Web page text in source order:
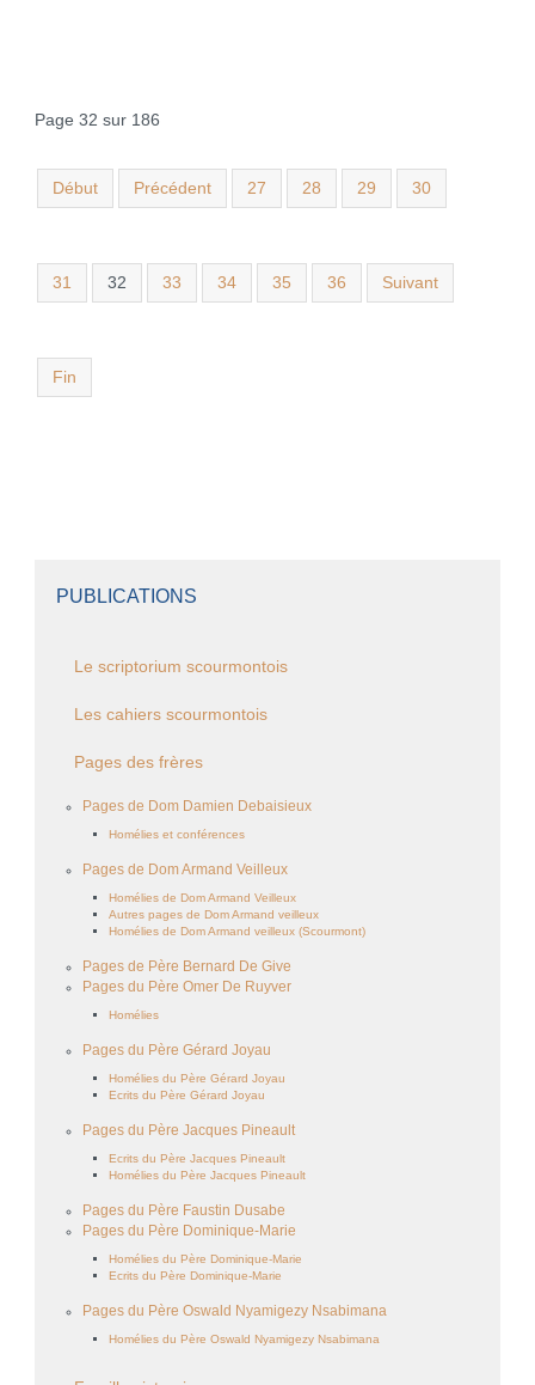
Page 32 sur 186
Début Précédent 27 28 29 30
31 32 33 34 35 36 Suivant
Fin
PUBLICATIONS
Le scriptorium scourmontois
Les cahiers scourmontois
Pages des frères
Pages de Dom Damien Debaisieux
Homélies et conférences
Pages de Dom Armand Veilleux
Homélies de Dom Armand Veilleux
Autres pages de Dom Armand veilleux
Homélies de Dom Armand veilleux (Scourmont)
Pages de Père Bernard De Give
Pages du Père Omer De Ruyver
Homélies
Pages du Père Gérard Joyau
Homélies du Père Gérard Joyau
Ecrits du Père Gérard Joyau
Pages du Père Jacques Pineault
Ecrits du Père Jacques Pineault
Homélies du Père Jacques Pineault
Pages du Père Faustin Dusabe
Pages du Père Dominique-Marie
Homélies du Père Dominique-Marie
Ecrits du Père Dominique-Marie
Pages du Père Oswald Nyamigezy Nsabimana
Homélies du Père Oswald Nyamigezy Nsabimana